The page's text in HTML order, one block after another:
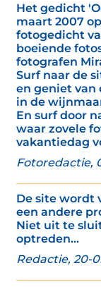
Het gedicht
maart 2007
fotogedicht
boeiende
fotografen
Surf naar de
en geniet van
in de
En surf door
waar zovele
vakantiedag
Fotoredactie,
De site wordt
een andere
Niet uit te
optreden...
Redactie, 20-